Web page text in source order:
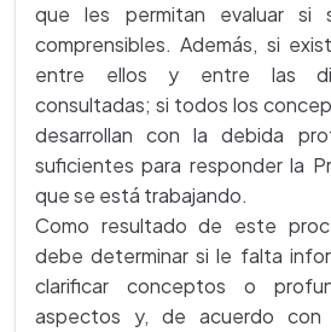
que les permitan evaluar si
comprensibles. Además, si
entre ellos y entre las
consultadas; si todos los
desarrollan con la debida
suficientes para responder la
que se está trabajando.
Como resultado de este
debe determinar si le falta
clarificar conceptos o
aspectos y, de acuerdo